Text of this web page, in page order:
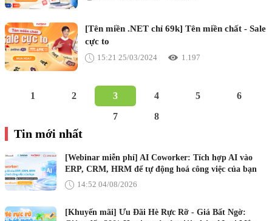
[Tên miền .NET chỉ 69k] Tên miền chất - Sale
cực to
15:21 25/03/2024 1.197
1 2 3 4 5
6
7
8
Tin mới nhất
[Webinar miễn phí] AI Coworker: Tích hợp AI vào
ERP, CRM, HRM để tự động hoá công việc của bạn
14:52 04/08/2026
[Khuyến mãi] Ưu Đãi Hè Rực Rỡ - Giá Bất Ngờ: